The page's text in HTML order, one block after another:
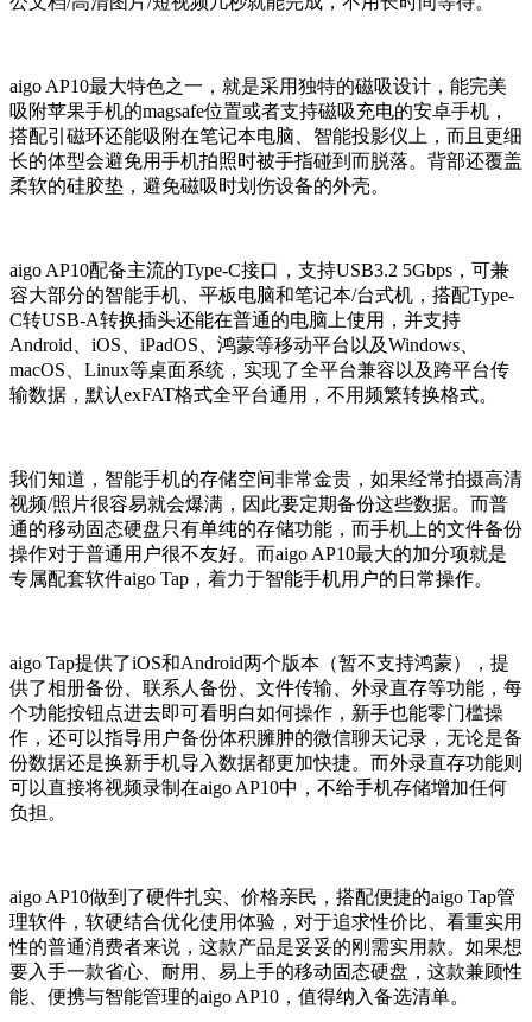
aigo AP10最大特色之一，就是采用独特的磁吸设计，能完美
吸附苹果手机的magsafe位置或者支持磁吸充电的安卓手机，
搭配引磁环还能吸附在笔记本电脑、智能投影仪上，而且更细
长的体型会避免用手机拍照时被手指碰到而脱落。背部还覆盖
柔软的硅胶垫，避免磁吸时划伤设备的外壳。
aigo AP10配备主流的Type-C接口，支持USB3.2 5Gbps，可兼
容大部分的智能手机、平板电脑和笔记本/台式机，搭配Type-
C转USB-A转换插头还能在普通的电脑上使用，并支持
Android、iOS、iPadOS、鸿蒙等移动平台以及Windows、
macOS、Linux等桌面系统，实现了全平台兼容以及跨平台传
输数据，默认exFAT格式全平台通用，不用频繁转换格式。
我们知道，智能手机的存储空间非常金贵，如果经常拍摄高清
视频/照片很容易就会爆满，因此要定期备份这些数据。而普
通的移动固态硬盘只有单纯的存储功能，而手机上的文件备份
操作对于普通用户很不友好。而aigo AP10最大的加分项就是
专属配套软件aigo Tap，着力于智能手机用户的日常操作。
aigo Tap提供了iOS和Android两个版本（暂不支持鸿蒙），提
供了相册备份、联系人备份、文件传输、外录直存等功能，每
个功能按钮点进去即可看明白如何操作，新手也能零门槛操
作，还可以指导用户备份体积臃肿的微信聊天记录，无论是备
份数据还是换新手机导入数据都更加快捷。而外录直存功能则
可以直接将视频录制在aigo AP10中，不给手机存储增加任何
负担。
aigo AP10做到了硬件扎实、价格亲民，搭配便捷的aigo Tap管
理软件，软硬结合优化使用体验，对于追求性价比、看重实用
性的普通消费者来说，这款产品是妥妥的刚需实用款。如果想
要入手一款省心、耐用、易上手的移动固态硬盘，这款兼顾性
能、便携与智能管理的aigo AP10，值得纳入备选清单。